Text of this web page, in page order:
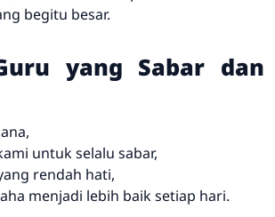
begitu besar.
yang Sabar dan
untuk selalu sabar,
rendah hati,
menjadi lebih baik setiap hari.